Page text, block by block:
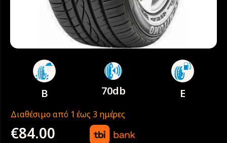
B 70db E
Διαθέσιμο από 1 έως 3 ημέρες
€84.00